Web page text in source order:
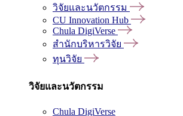
วิจัยและนวัตกรรม
CU Innovation Hub
Chula DigiVerse
สำนักบริหารวิจัย
ทุนวิจัย
วิจัยและนวัตกรรม
Chula DigiVerse